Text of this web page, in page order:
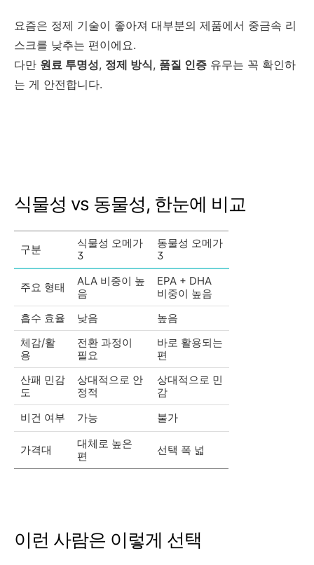
요즘은 정제 기술이 좋아져 대부분의 제품에서 중금속 리
스크를 낮추는 편이에요.
다만 원료 투명성, 정제 방식, 품질 인증 유무는 꼭 확인하
는 게 안전합니다.
식물성 vs 동물성, 한눈에 비교
구분
식물성 오메가
3
동물성 오메가
3
주요 형태
ALA 비중이 높
음
EPA + DHA
비중이 높음
흡수 효율
낮음
높음
체감/활
용
전환 과정이
필요
바로 활용되는
편
산패 민감
도
상대적으로 안
정적
상대적으로 민
감
비건 여부
가능 불가
가격대
대체로 높은
편
선택 폭 넓
이런 사람은 이렇게 선택